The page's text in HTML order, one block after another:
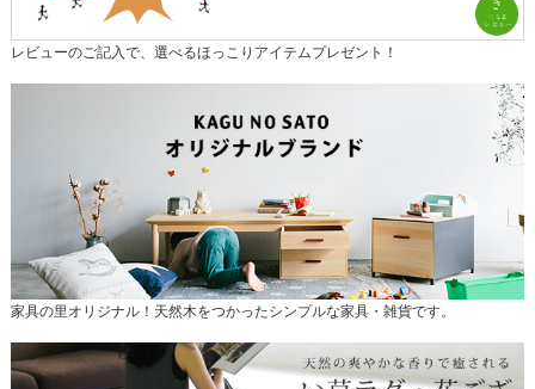
レビューのご記入で、選べるほっこりアイテムプレゼント！
家具の里オリジナル！天然木をつかったシンプルな家具・雑貨です。